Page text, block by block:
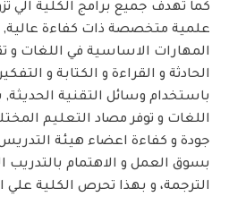
كما تهدف جميع برامج الكلية الي
علمية متخصصة ذات كفاءة عالية,
المهارات الاساسية في اللغات و
الحادثة و القراءة و الكتابة و
باستخدام وسائل التقنية
اللغات و توفر مصاد التعليم
جودة و كفاءة اعضاء هيئة
بسوق العمل و الاهتمام بالتدريب
الترجمة، و بهذا تحرص الكلية